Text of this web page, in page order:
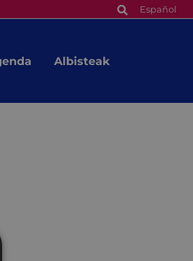
Español
Albisteak